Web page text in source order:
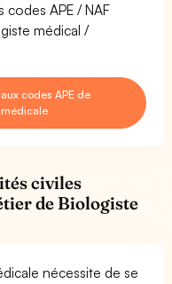
codes APE / NAF
médical /
codes APE de
civiles
de Biologiste
nécessite de se